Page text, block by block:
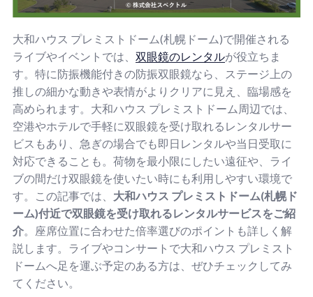
大和ハウス プレミストドーム(札幌ドーム)で開催される
ライブやイベントでは、 双眼鏡のレンタルが役立ちま
す。特に防振機能付きの防振双眼鏡なら、ステージ上の
推しの細かな動きや表情がよりクリアに見え、臨場感を
高められます。大和ハウス プレミストドーム周辺では、
空港やホテルで手軽に双眼鏡を受け取れるレンタルサー
ビスもあり、急ぎの場合でも即日レンタルや当日受取に
対応できることも。荷物を最小限にしたい遠征や、ライ
ブの間だけ双眼鏡を使いたい時にも利用しやすい環境で
す。この記事では、 大和ハウス プレミストドーム(札幌ド
ーム)付近で双眼鏡を受け取れるレンタルサービスをご紹
介 。座席位置に合わせた倍率選びのポイントも詳しく解
説します。ライブやコンサートで大和ハウス プレミスト
ドームへ足を運ぶ予定のある方は、ぜひチェックしてみ
てください。